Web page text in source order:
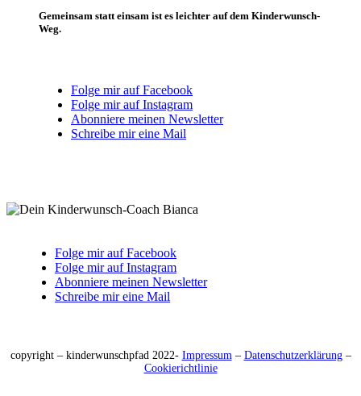
Gemeinsam statt einsam ist es leichter auf dem Kinderwunsch-
Weg.
Folge mir auf Facebook
Folge mir auf Instagram
Abonniere meinen Newsletter
Schreibe mir eine Mail
Folge mir auf Facebook
Folge mir auf Instagram
Abonniere meinen Newsletter
Schreibe mir eine Mail
copyright – kinderwunschpfad 2022- Impressum– Datenschutzerklärung–
Cookierichtlinie